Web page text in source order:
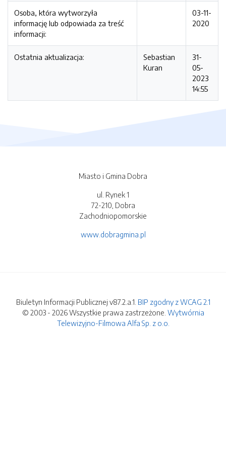
Osoba, która wytworzyła
informację lub odpowiada za treść
informacji:
03-11-
2020
Ostatnia aktualizacja:
Sebastian
Kuran
31-
05-
2023
14:55
Miasto i Gmina Dobra
ul. Rynek 1
72-210, Dobra
Zachodniopomorskie
www.dobragmina.pl
Biuletyn Informacji Publicznej v87.2.a.1. BIP zgodny z WCAG 2.1
© 2003 - 2026 Wszystkie prawa zastrzeżone. Wytwórnia
Telewizyjno-Filmowa Alfa Sp. z o.o.